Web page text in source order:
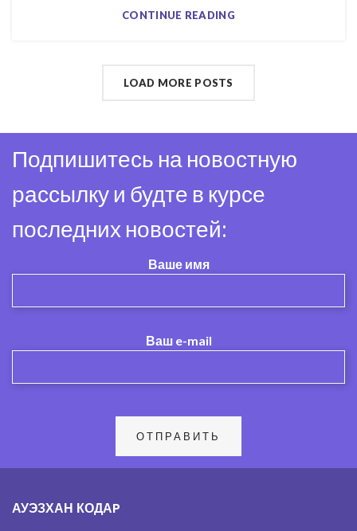
CONTINUE READING
LOAD MORE POSTS
Подпишитесь на новостную
рассылку и будте в курсе
последних новостей:
Ваше имя
Ваш e-mail
АУЭЗХАН КОДАP